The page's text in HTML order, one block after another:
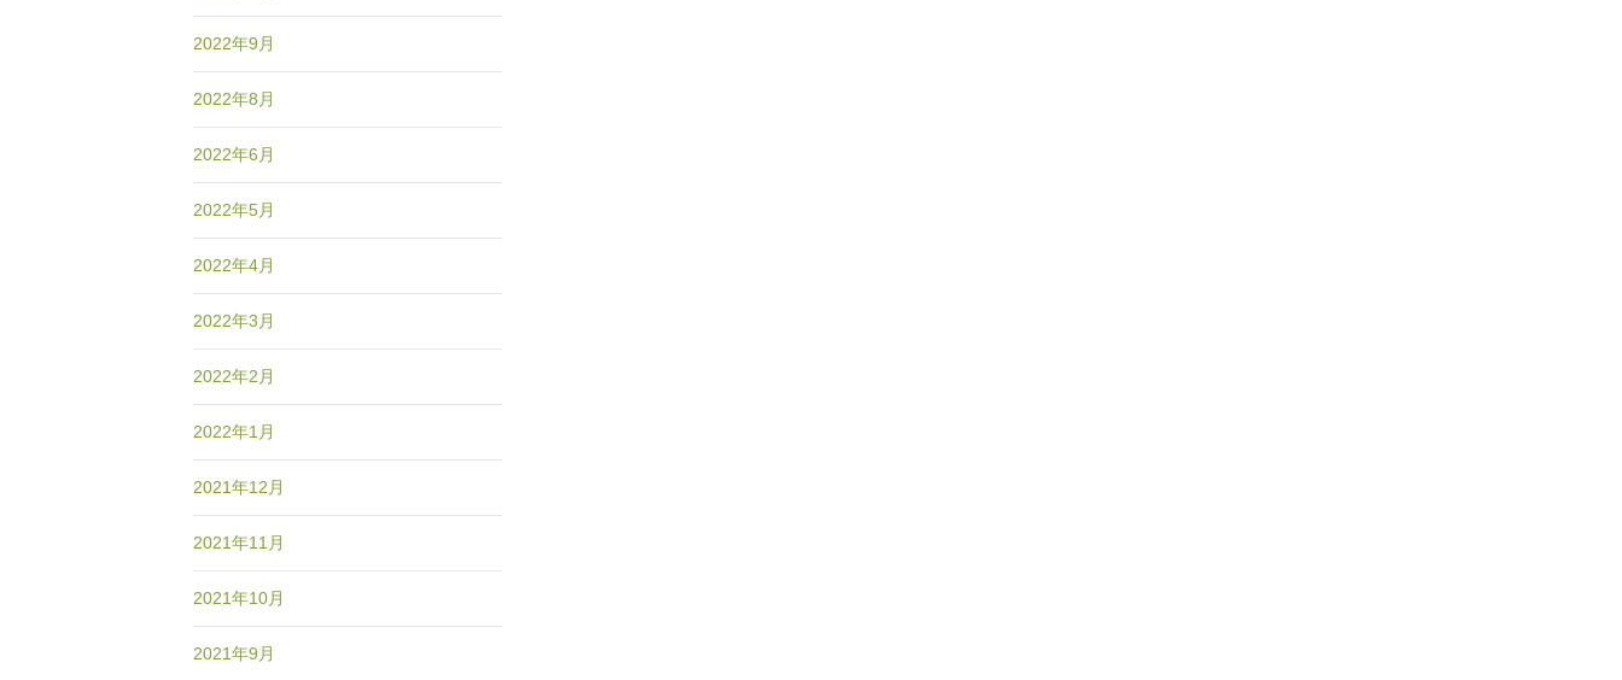
2022年9月
2022年8月
2022年6月
2022年5月
2022年4月
2022年3月
2022年2月
2022年1月
2021年12月
2021年11月
2021年10月
2021年9月